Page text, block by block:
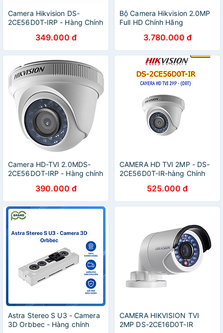
Camera Hikvision DS-
2CE56D0T-IRP - Hàng Chính
349.000 đ
Bộ Camera Hikvision 2.0MP
Full HD Chính Hãng
3.780.000 đ
Camera HD-TVI 2.0MDS-
2CE56DOT-IRP - Hàng chính
390.000 đ
CAMERA HD TVI 2MP - DS-
2CE56D0T-IR-hàng Chính
525.000 đ
Astra Stereo S U3 - Camera
3D Orbbec - Hàng chính
CAMERA HIKVISION TVI
2MP DS-2CE16D0T-IR